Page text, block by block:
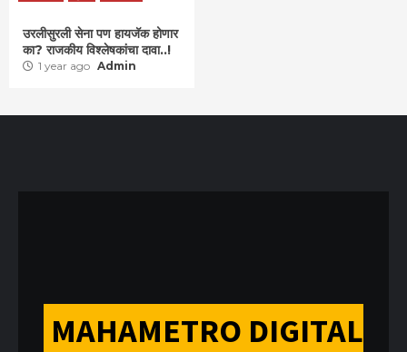
उरलीसुरली सेना पण हायजॅक होणार
का? राजकीय विश्लेषकांचा दावा..!
1 year ago Admin
MAHAMETRO DIGITAL